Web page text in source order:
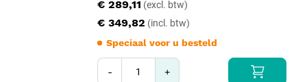
€ 349,82
€ 289,11
Speciaal voor u besteld
- +